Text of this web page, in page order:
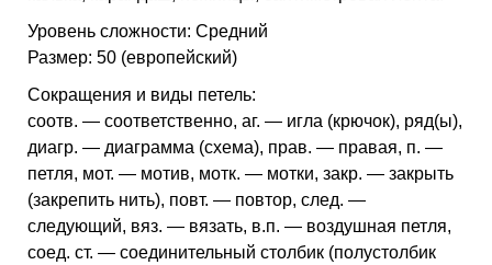
Уровень сложности: Средний
Размер: 50 (европейский)
Сокращения и виды петель:
соотв. — соответственно, аг. — игла (крючок), ряд(ы),
диагр. — диаграмма (схема), прав. — правая, п. —
петля, мот. — мотив, мотк. — мотки, закр. — закрыть
(закрепить нить), повт. — повтор, след. —
следующий, вяз. — вязать, в.п. — воздушная петля,
соед. ст. — соединительный столбик (полустолбик